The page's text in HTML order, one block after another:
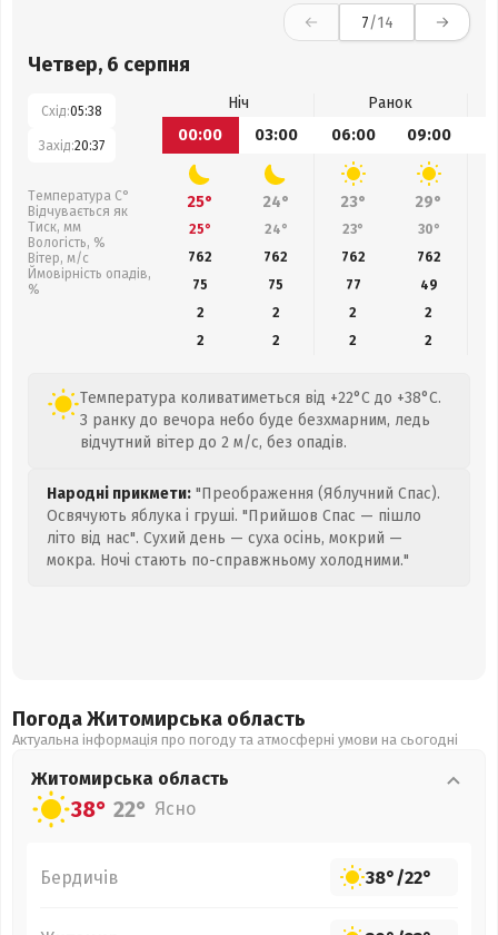
7/14
Четвер, 6 серпня
Схід:05:38
Захід:20:37
Температура С°
Відчувається як
Тиск, мм
Вологість, %
Вітер, м/с
Ймовірність опадів,
%
Ніч
Ранок
00:00
03:00 06:00 09:00
25° 24° 23° 29°
25° 24° 23° 30°
762
762 762 762
75
75 77
49
2
2 2
2
2
2 2 2
Температура коливатиметься від +22°C до +38°C.
З ранку до вечора небо буде безхмарним, ледь
відчутний вітер до 2 м/с, без опадів.
Народні прикмети: "Преображення (Яблучний Спас).
Освячують яблука і груші. "Прийшов Спас — пішло
літо від нас". Сухий день — суха осінь, мокрий —
мокра. Ночі стають по-справжньому холодними."
Погода Житомирська область
Актуальна інформація про погоду та атмосферні умови на сьогодні
Житомирська область
38° 22° Ясно
Бердичів 38°/22°